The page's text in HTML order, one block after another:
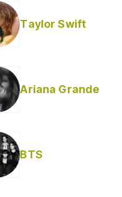
[explícita]
Taylor Swift
Ariana Grande
BTS